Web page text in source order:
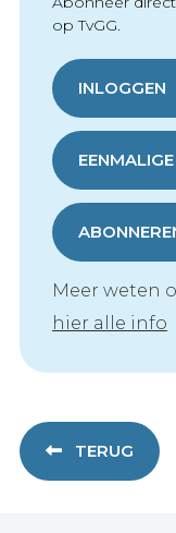
op TvGG.
INLOGGEN
Meer weten
hier alle info
TERUG